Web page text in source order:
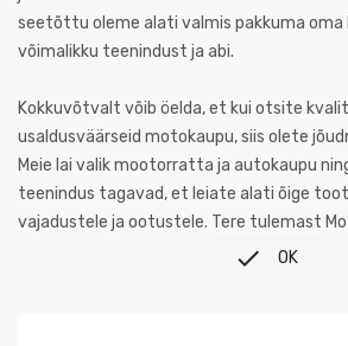
seetõttu oleme alati valmis pakkuma
võimalikku teenindust ja abi.
Kokkuvõtvalt võib öelda, et kui otsite
usaldusväärseid motokaupu, siis olete
Meie lai valik mootorratta ja autokaupu
teenindus tagavad, et leiate alati õige
vajadustele ja ootustele. Tere tulemast
 OK